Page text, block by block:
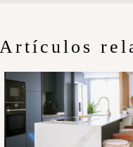
Artículos